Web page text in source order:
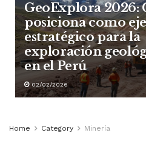
GeoExplora 2026:
posiciona como eje
estratégico para la
exploración
en el Perú
02/02/2026
Home Category Minería